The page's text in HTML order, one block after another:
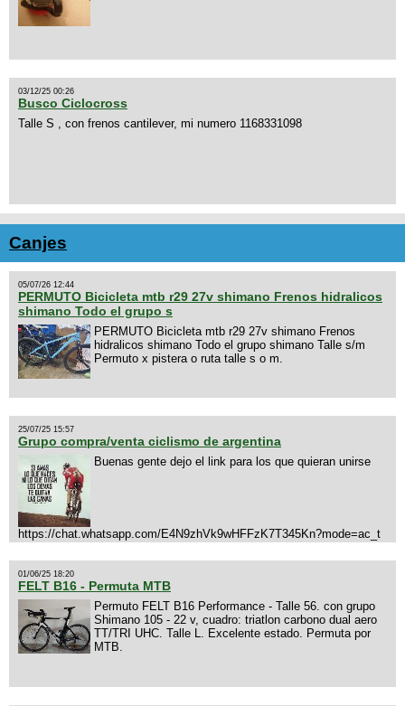
03/12/25 00:26
Busco Ciclocross
Talle S , con frenos cantilever, mi numero 1168331098
Canjes
05/07/26 12:44
PERMUTO Bicicleta mtb r29 27v shimano Frenos hidralicos
shimano Todo el grupo s
PERMUTO Bicicleta mtb r29 27v shimano Frenos
hidralicos shimano Todo el grupo shimano Talle s/m
Permuto x pistera o ruta talle s o m.
25/07/25 15:57
Grupo compra/venta ciclismo de argentina
Buenas gente dejo el link para los que quieran unirse
https://chat.whatsapp.com/E4N9zhVk9wHFFzK7T345Kn?mode=ac_t
01/06/25 18:20
FELT B16 - Permuta MTB
Permuto FELT B16 Performance - Talle 56. con grupo
Shimano 105 - 22 v, cuadro: triatlon carbono dual aero
TT/TRI UHC. Talle L. Excelente estado. Permuta por
MTB.